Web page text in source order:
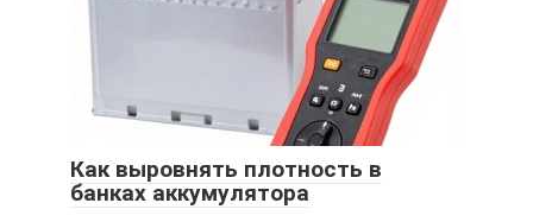
Как выровнять плотность в
банках аккумулятора